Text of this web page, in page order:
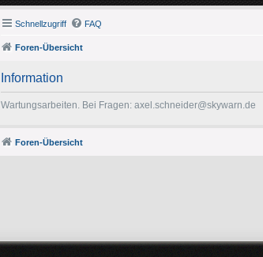
Schnellzugriff FAQ
Foren-Übersicht
Information
Wartungsarbeiten. Bei Fragen: axel.schneider@skywarn.de
Foren-Übersicht